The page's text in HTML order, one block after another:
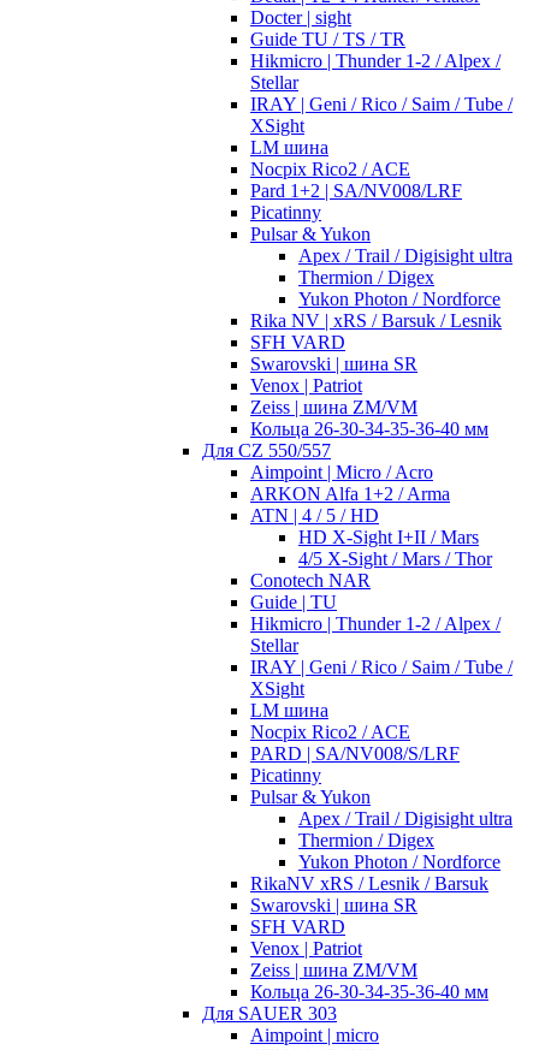
Docter | sight
Guide TU / TS / TR
Hikmicro | Thunder 1-2 / Alpex /
Stellar
IRAY | Geni / Rico / Saim / Tube /
XSight
LM шина
Nocpix Rico2 / ACE
Pard 1+2 | SA/NV008/LRF
Picatinny
Pulsar & Yukon
Apex / Trail / Digisight ultra
Thermion / Digex
Yukon Photon / Nordforce
Rika NV | xRS / Barsuk / Lesnik
SFH VARD
Swarovski | шина SR
Venox | Patriot
Zeiss | шина ZM/VM
Кольца 26-30-34-35-36-40 мм
Для CZ 550/557
Aimpoint | Micro / Acro
ARKON Alfa 1+2 / Arma
ATN | 4 / 5 / HD
HD X-Sight I+II / Mars
4/5 X-Sight / Mars / Thor
Conotech NAR
Guide | TU
Hikmicro | Thunder 1-2 / Alpex /
Stellar
IRAY | Geni / Rico / Saim / Tube /
XSight
LM шина
Nocpix Rico2 / ACE
PARD | SA/NV008/S/LRF
Picatinny
Pulsar & Yukon
Apex / Trail / Digisight ultra
Thermion / Digex
Yukon Photon / Nordforce
RikaNV xRS / Lesnik / Barsuk
Swarovski | шина SR
SFH VARD
Venox | Patriot
Zeiss | шина ZM/VM
Кольца 26-30-34-35-36-40 мм
Для SAUER 303
Aimpoint | micro